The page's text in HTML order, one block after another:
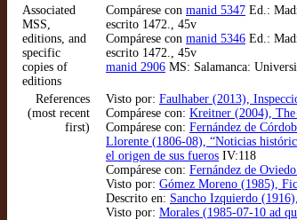
Associated
MSS,
editions, and
specific
copies of
editions
Compárese con manid 5347 Ed.:
escrito 1472., 45v
Compárese con manid 5346 Ed.:
escrito 1472., 45v
manid 2906 MS: Salamanca:
References
(most recent
first)
Visto por: Faulhaber (2013),
Compárese con: Kreitner (2004),
Compárese con: Fernández de
Llorente (1806-08), “Noticias
el origen de sus fueros IV:118
Compárese con: Fernández de
Visto por: Gómez Moreno (1985),
Descrito en: Sancho Izquierdo
Visto por: Morales (1985-07-10 ad